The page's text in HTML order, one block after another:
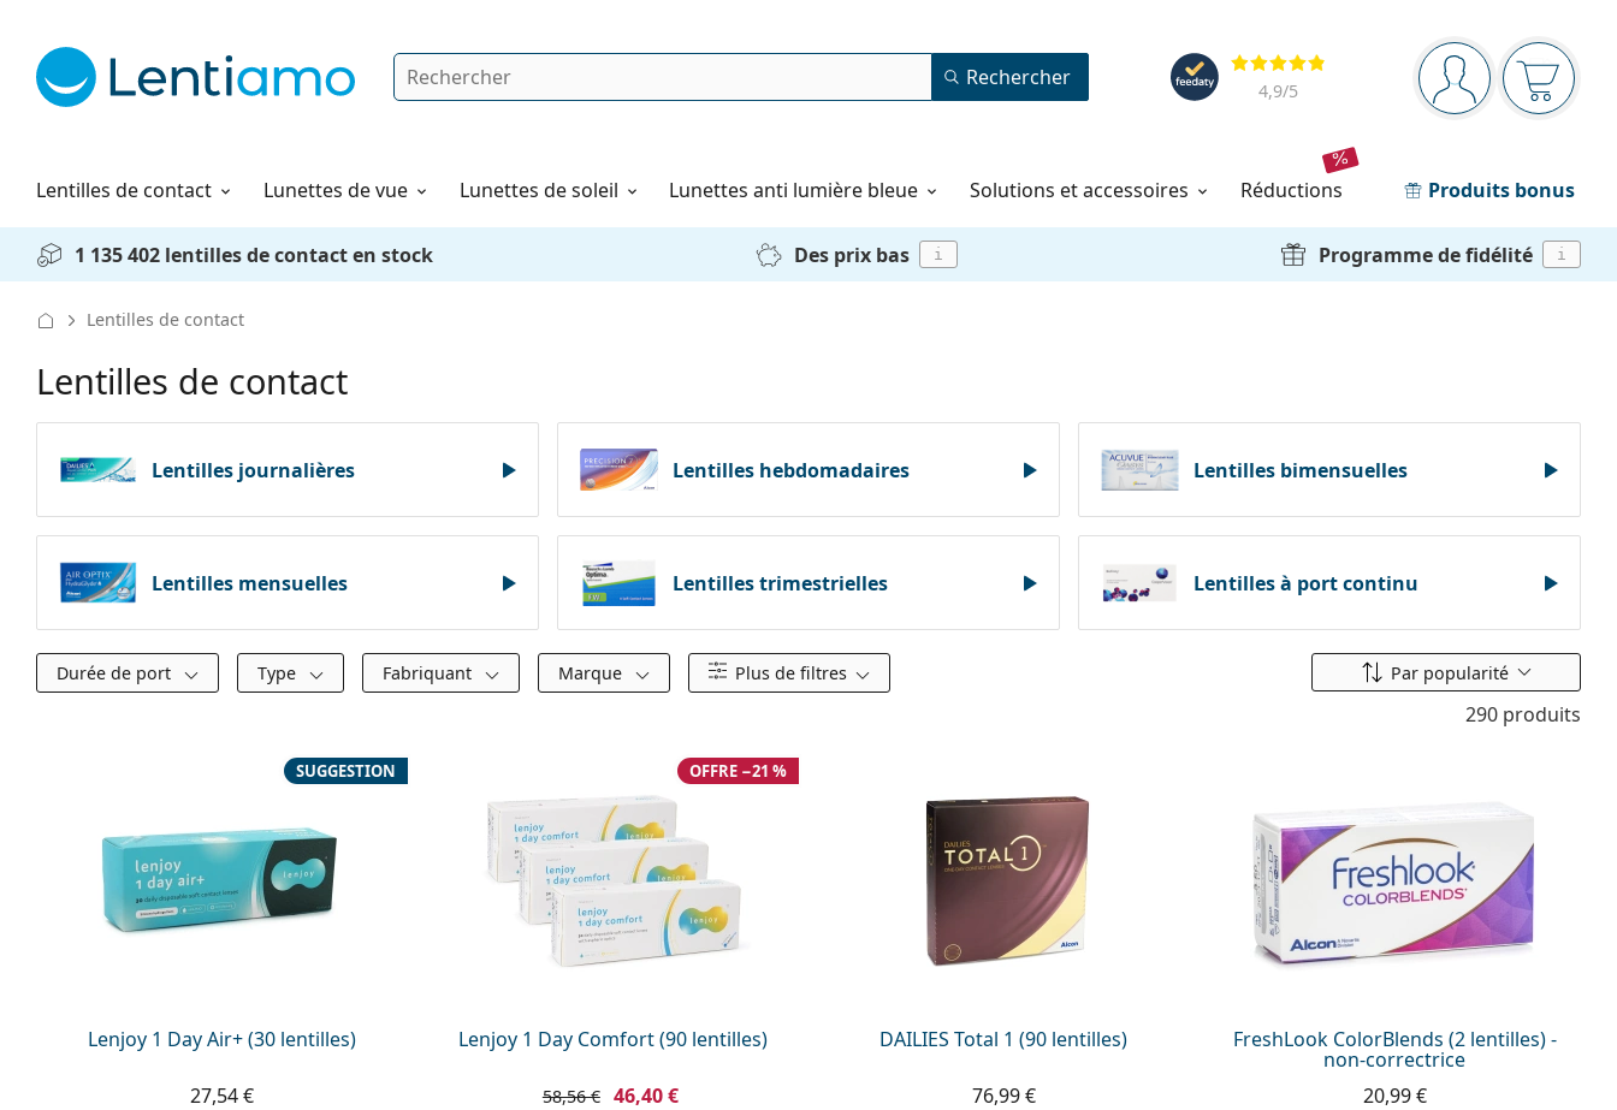
Barre de navigation
Vous êtesVotre
Évaluation
4,9/5
Rechercher Rechercher
Lentilles de contact
Produits d'entretien Lunettes de vue Lunettes de soleil Lunettes anti lumière bleue Solutions et accessoires réductions Produits bonus
Comment commander
1 135 402 lentilles de contact en stock Des prix bas i Programme de fidélité i
Lentilles de contact
Lentilles de contact
Lentilles journalières Lentilles hebdomadaires Lentilles bimensuelles
Lentilles mensuelles Lentilles trimestrielles Lentilles à port continu
Filtres
Durée de port Type Fabriquant Marque Plus de filtres Classer par
Par popularité
290 produits
Produits disponibles
Lenjoy 1 Day Air+ (30 lentilles)
SUGGESTION
27,54 €
Lenjoy 1 Day Comfort (90 lentilles)
OFFRE −21 %
58,56 € 46,40 €
DAILIES Total 1 (90 lentilles)
76,99 €
FreshLook ColorBlends (2 lentilles) -
non-correctrice
20,99 €